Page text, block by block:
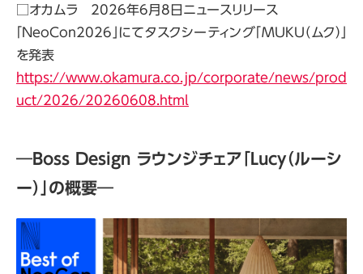
□オカムラ 2026年6月8 日ニュースリリース
NeoCon2026 」にてタスクシーティング「 MUKU（ムク）」
を発表
https://www.okamura.co.jp/corporate/news/prod
uct/2026/20260608.html
―Boss Design ラウンジチェア「 Lucy（ルーシ
ー）」の概要―